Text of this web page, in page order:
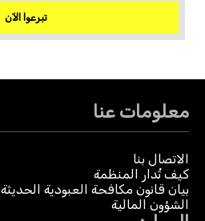
تبرعوا الآن
معلومات عنا
الاتصال بنا
كيف تُدار المنظمة
بيان قانون مكافحة العبودية الحديثة
الشؤون المالية